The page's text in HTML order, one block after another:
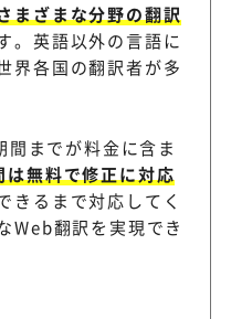
まざまな分野の翻訳
。英語以外の言語に
界各国の翻訳者が多
までが料金に含ま
無料で修正に対応
きるまで対応してく
Web翻訳を実現でき